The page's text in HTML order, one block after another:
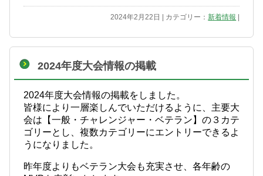
2024年2月22日 | カテゴリー：新着情報
2024年度大会情報の掲載
2024年度大会情報の掲載をしました。
皆様により一層楽しんでいただけるように、主要大
会は【一般・チャレンジャー・ベテラン】の３カテ
ゴリーとし、複数カテゴリーにエントリーできるよ
うになりました。
昨年度よりもベテラン大会も充実させ、各年齢の